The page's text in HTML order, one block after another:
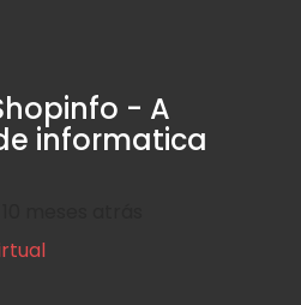
2017 | Por Shopinfo
jogos ofereça o game chat in
- A
informatica